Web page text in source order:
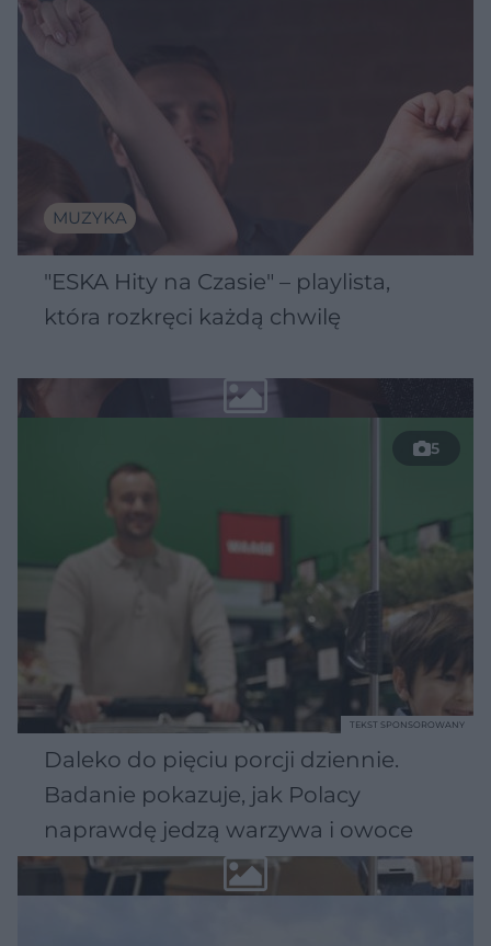
MUZYKA
"ESKA Hity na Czasie" – playlista,
która rozkręci każdą chwilę
5
Daleko do pięciu porcji dziennie.
Badanie pokazuje, jak Polacy
naprawdę jedzą warzywa i owoce
TEKST SPONSOROWANY